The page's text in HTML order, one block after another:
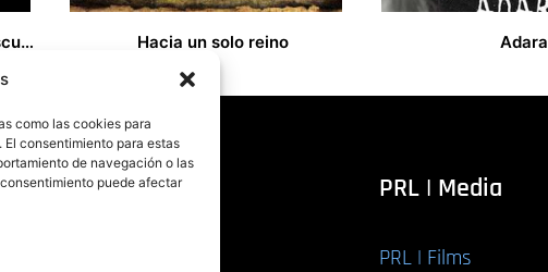
como las cookies para
consentimiento para estas
de navegación o las
puede afectar
Saot, ¿El origen de un alma oscura? Hacia un solo reino Adara
La editorial PRL | Media
PRL | Films